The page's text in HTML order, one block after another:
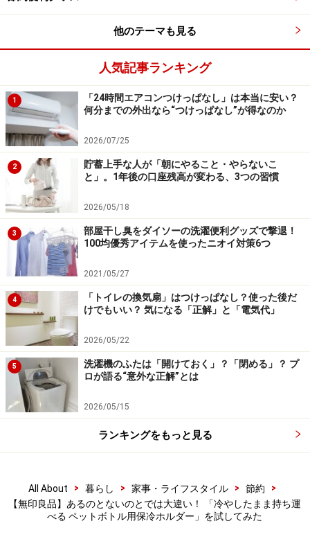
（1時間後） 27.4度｜21.6度｜7.8度
（2時間後）28.4度｜24.0度｜10.0度
（3時間後）28.1度｜24.3度｜11.8度
（8時間後）28.0度｜27.8度｜17度
8時間後でも常温と10度以上の差がある
計測開始から8時間後、室温28度の状況でそのまま置い
ていたペットボトルのお茶は27.8度と、ほぼ室温と同じ
になりましたが、「冷やしたまま持ち運べる ペットボト
ル用保冷ホルダー」に入れておいたお茶は17度でした。
その差はなんと10度以上。
「冷やしたまま持ち運べる ペットボトル用保冷ホルダ
ー」のいいところは冷たさをキープできることだけでは
ありません。
冷やしたペットボトルをカバンに入れて持ち歩くとき、
そのままでは結露してほかのものが濡れてしまうし、ア
ルミなどの保冷ケースはさほど保冷効果が長くは続かな
いという難点があります。
250グラムとさほど重さを感じません。これだけ保冷効
果があるのですから、日頃からペットボトルを持ち歩く
他のテーマも見る
人気記事ランキング
1
「24時間エアコンつけっぱなし」は本当に安い？
何分までの外出なら“つけっぱなし”が得なのか
2026/07/25
2
貯蓄上手な人が「朝にやること・やらないこ
と」。1年後の口座残高が変わる、3つの習慣
2026/05/18
3
部屋干し臭をダイソーの洗濯便利グッズで撃退！
100均優秀アイテムを使ったニオイ対策6つ
2021/05/27
4
「トイレの換気扇」はつけっぱなし？使った後だ
けでもいい？ 気になる「正解」と「電気代」
2026/05/22
5
洗濯機のふたは「開けておく」？「閉める」？ プ
ロが語る“意外な正解”とは
2026/05/15
ランキングをもっと見る
All About > 暮らし > 家事・ライフスタイル > 節約
>
【無印良品】あるのとないのとでは大違い！ 「冷やしたまま持ち運
べる ペットボトル用保冷ホルダー」を試してみた